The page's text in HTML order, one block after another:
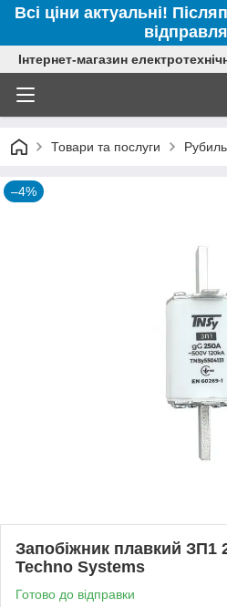
Всі ціни актуальні!
Інтернет-магазин
Товари та послуги
–4%
Запобіжник плавкий ЗП1
Techno Systems
Готово до відправки